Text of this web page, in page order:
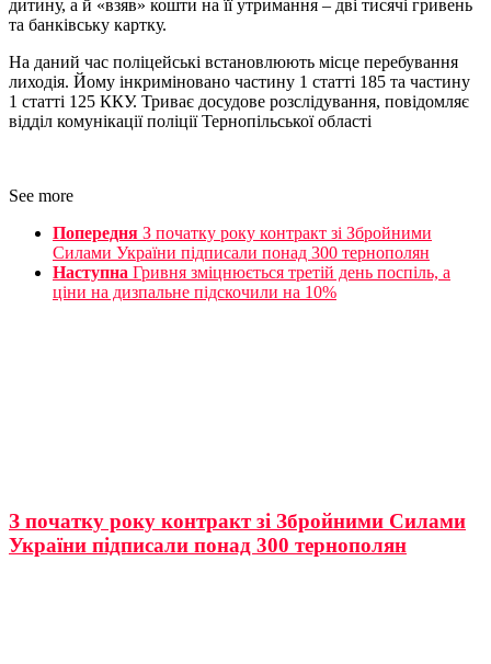
дитину, а й «взяв» кошти на її утримання – дві тисячі гривень
та банківську картку.
На даний час поліцейські встановлюють місце перебування
лиходія. Йому інкриміновано частину 1 статті 185 та частину
1 статті 125 ККУ. Триває досудове розслідування, повідомляє
відділ комунікації поліції Тернопільської області
See more
Попередня З початку року контракт зі Збройними
Силами України підписали понад 300 тернополян
Наступна Гривня зміцнюється третій день поспіль, а
ціни на дизпальне підскочили на 10%
З початку року контракт зі Збройними Силами
України підписали понад 300 тернополян